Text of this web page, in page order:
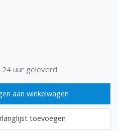
24 uur geleverd
aan winkelwagen
toevoegen